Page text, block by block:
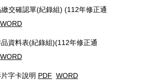
交確認單(紀錄組) (112年修正通
WORD
資料表(紀錄組)(112年修正通
WORD
字卡說明 PDF WORD